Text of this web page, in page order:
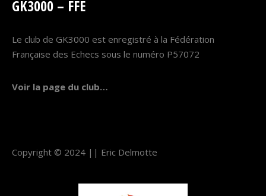
GK3000 – FFE
Le club de GK3000 est enregistré à la Fédération
Française des Echecs sous le numéro P57072
Voir la page du club…
Copyright © 2024 || Eric Delmotte